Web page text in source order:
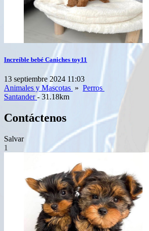
Increíble bebé Caniches toy11
13 septiembre 2024 11:03
Animales y Mascotas » Perros
Santander- 31.18km
Contáctenos
Salvar
1